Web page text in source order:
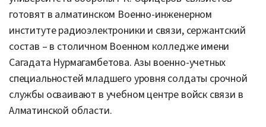
готовят в алматинском Военно-инженерном
институте радиоэлектроники и связи, сержантский
состав – в столичном Военном колледже имени
Сагадата Нурмагамбетова. Азы военно-учетных
специальностей младшего уровня солдаты срочной
службы осваивают в учебном центре войск связи в
Алматинской области.